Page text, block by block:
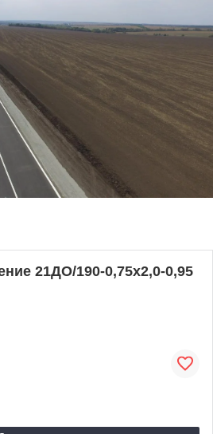
21ДО/190-0,75х2,0-0,95